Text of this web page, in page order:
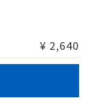
ます。
¥ 2,640